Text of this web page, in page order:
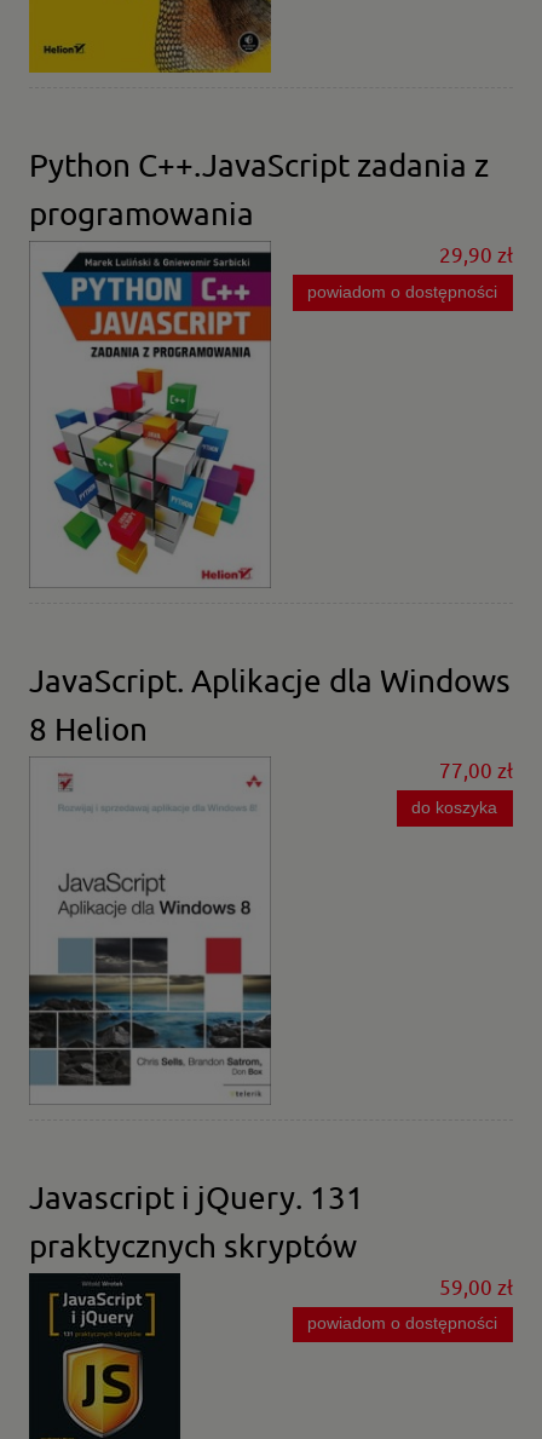
Python C++.JavaScript zadania z
programowania
29,90 zł
powiadom o dostępności
JavaScript. Aplikacje dla Windows
8 Helion
77,00 zł
do koszyka
Javascript i jQuery. 131
praktycznych skryptów
59,00 zł
powiadom o dostępności